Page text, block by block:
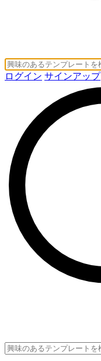
ログイン サインアップ